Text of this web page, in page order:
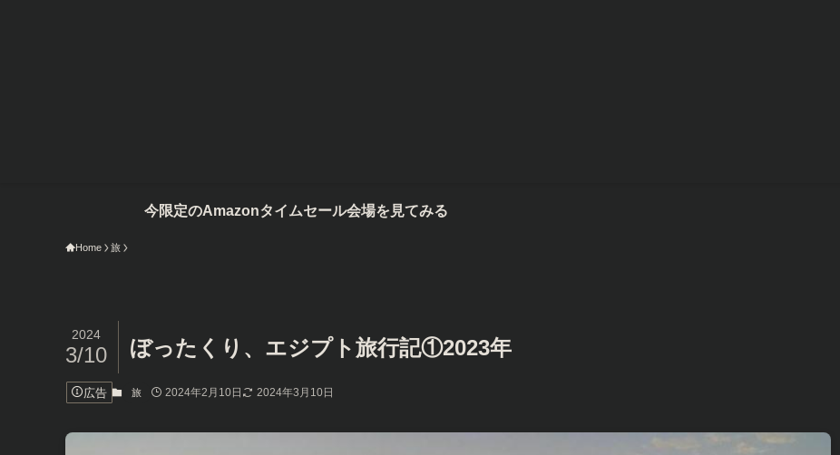
定のAmazonタイムセール会場を見てみる
Home 旅
ぼったくり、エジプト旅行記①2023年
2024
3/10
広告 旅 2024年2月10日 2024年3月10日